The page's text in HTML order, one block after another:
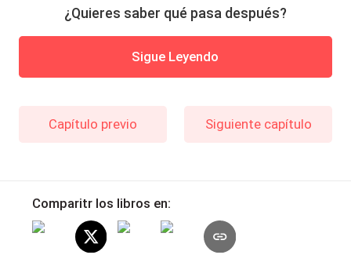
¿Quieres saber qué pasa después?
Sigue Leyendo
Capítulo previo Siguiente capítulo
Comparitr los libros en: